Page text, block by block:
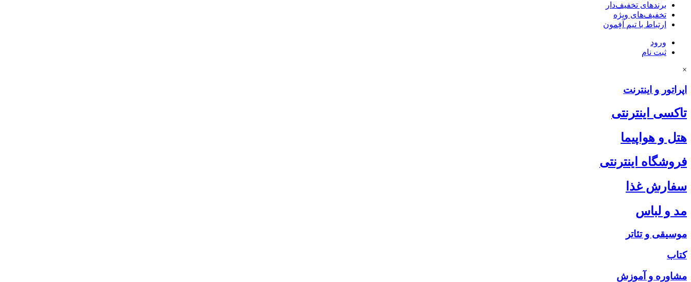
برندهای تخفیف‌دار
تخفیف‌های ویژه
ارتباط با تیم آفِمون
ورود
ثبت نام
×
اپراتور و اینترنت
تاکسی اینترنتی
هتل و هواپیما
فروشگاه اینترنتی
سفارش غذا
مد و لباس
موسیقی و تئاتر
کتاب
مشاوره و آموزش